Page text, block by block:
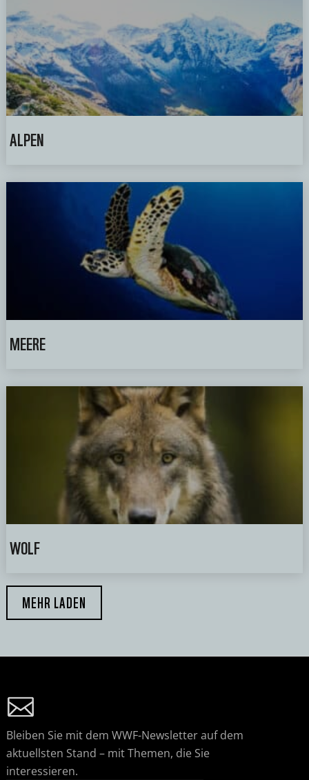
ALPEN
MEERE
WOLF
MEHR LADEN
Bleiben Sie mit dem WWF-Newsletter auf dem
aktuellsten Stand – mit Themen, die Sie
interessieren.